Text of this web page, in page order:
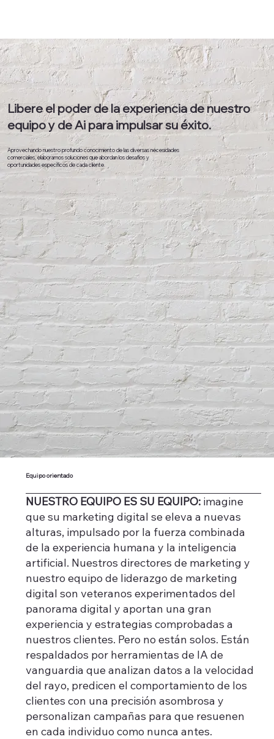
Libere el poder de la experiencia de nuestro
equipo y de Ai para impulsar su éxito.
Aprovechando nuestro profundo conocimiento de las diversas necesidades
comerciales, elaboramos soluciones que abordan los desafíos y
oportunidades específicos de cada cliente.
Equipo orientado
NUESTRO EQUIPO ES SU EQUIPO: imagine
que su marketing digital se eleva a nuevas
alturas, impulsado por la fuerza combinada
de la experiencia humana y la inteligencia
artificial. Nuestros directores de marketing y
nuestro equipo de liderazgo de marketing
digital son veteranos experimentados del
panorama digital y aportan una gran
experiencia y estrategias comprobadas a
nuestros clientes. Pero no están solos. Están
respaldados por herramientas de IA de
vanguardia que analizan datos a la velocidad
del rayo, predicen el comportamiento de los
clientes con una precisión asombrosa y
personalizan campañas para que resuenen
en cada individuo como nunca antes.